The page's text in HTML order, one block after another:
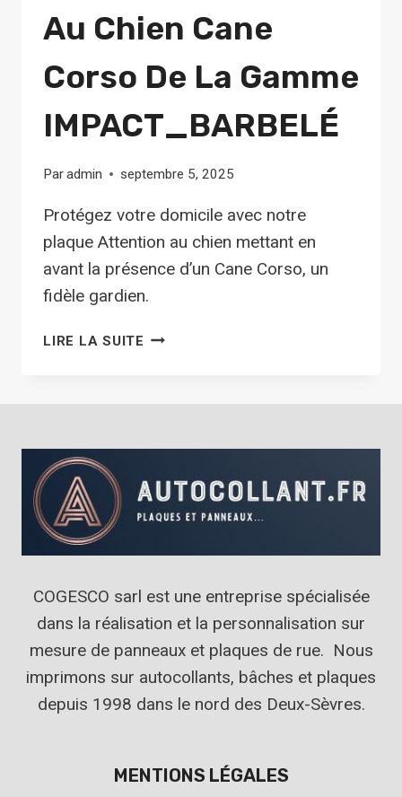
Au Chien Cane
Corso De La Gamme
IMPACT_BARBELÉ
Paradmin septembre 5, 2025
Protégez votre domicile avec notre
plaque Attention au chien mettant en
avant la présence d’un Cane Corso, un
fidèle gardien.
LIRE LA SUITE PLAQUE
LA
GAMME
COGESCO sarl est une entreprise spécialisée
dans la réalisation et la personnalisation sur
mesure de panneaux et plaques de rue. Nous
imprimons sur autocollants, bâches et plaques
depuis 1998 dans le nord des Deux-Sèvres.
MENTIONS LÉGALES